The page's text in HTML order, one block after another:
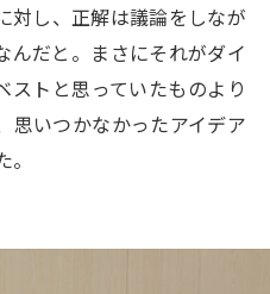
対し、正解は議論をしなが
んだと。まさにそれがダイ
ストと思っていたものより
思いつかなかったアイデア